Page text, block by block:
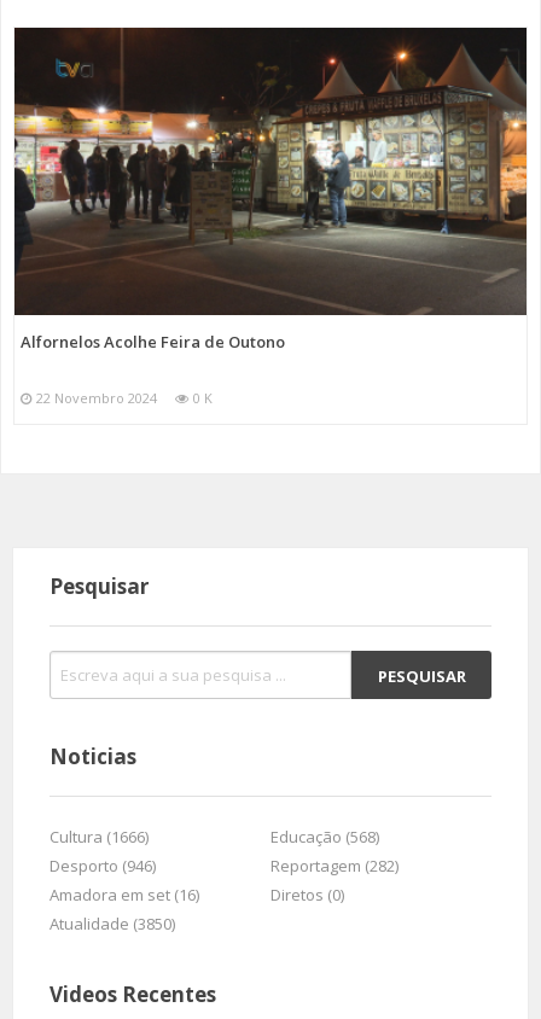
Alfornelos Acolhe Feira de Outono
22 Novembro 2024 0 K
Pesquisar
Noticias
Cultura (1666)
Educação (568)
Desporto (946)
Reportagem (282)
Amadora em set (16)
Diretos (0)
Atualidade (3850)
Videos Recentes